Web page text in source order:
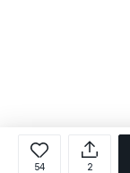
54 2